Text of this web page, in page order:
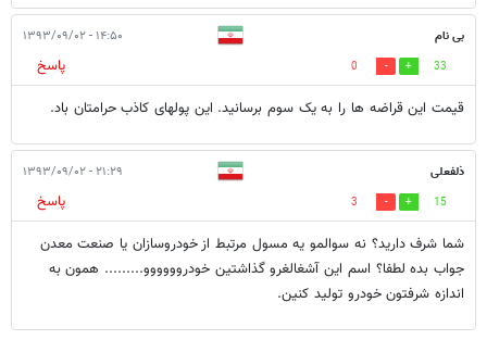
بی نام ۱۴:۵۰ - ۱۳۹۳/۰۹/۰۲
33
0
پاسخ
قیمت این قراضه ها را به یک سوم برسانید. این پولهای کاذب حرامتان باد.
ذلفعلی ۲۱:۲۹ - ۱۳۹۳/۰۹/۰۲
15
3
پاسخ
شما شرف دارید؟ نه سوالمو یه مسول مرتبط از خودروسازان یا صنعت معدن
جواب بده لطفا؟ اسم این آشغالغرو گذاشتین خودروووووو......... همون به
اندازه شرفتون خودرو تولید کنین.